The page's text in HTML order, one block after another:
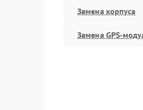
Замена корпуса
Замена GPS-